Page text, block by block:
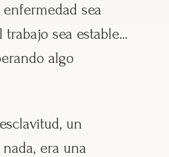
sea
trabajo sea estable…
algo
un
era una